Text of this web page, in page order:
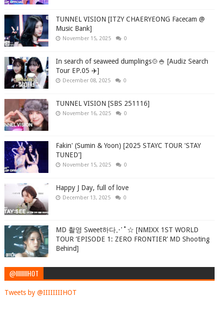
TUNNEL VISION [ITZY CHAERYEONG Facecam @
Music Bank]
November 15, 2025 0
In search of seaweed dumplings🍲🍚 [Audiz Search
Tour EP.05 ✈️]
December 08, 2025 0
TUNNEL VISION [SBS 251116]
November 16, 2025 0
Fakin' (Sumin & Yoon) [2025 STAYC TOUR 'STAY
TUNED']
November 15, 2025 0
Happy J Day, full of love
December 13, 2025 0
MD 촬영 Sweet하다⋰˚☆ [NMIXX 1ST WORLD
TOUR ‘EPISODE 1: ZERO FRONTIER’ MD Shooting
Behind]
@IIIIIIIIHOT
Tweets by @IIIIIIIIHOT